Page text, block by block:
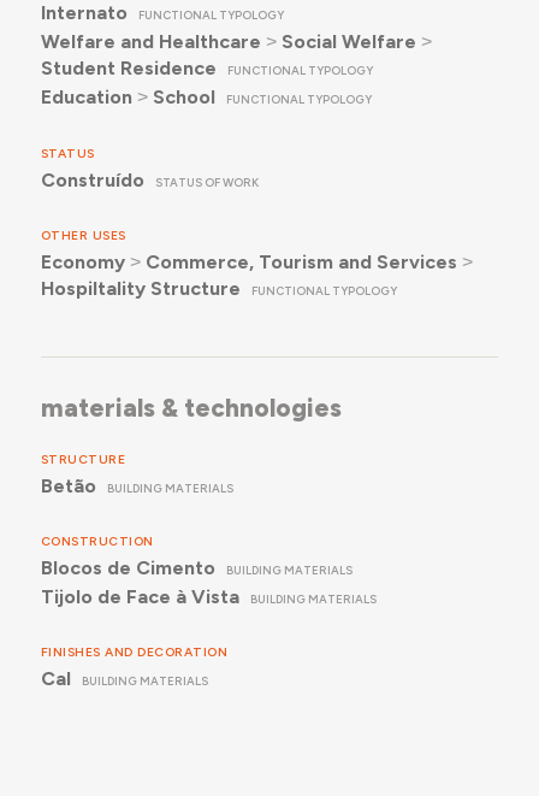
Internato
FUNCTIONAL TYPOLOGY
Welfare and Healthcare ˃ Social Welfare ˃
Student Residence
FUNCTIONAL TYPOLOGY
Education ˃ School FUNCTIONAL TYPOLOGY
STATUS
Construído STATUS OF WORK
OTHER USES
Economy˃ Commerce, Tourism and Services ˃
Hospiltality Structure
FUNCTIONAL TYPOLOGY
materials & technologies
STRUCTURE
Betão BUILDING MATERIALS
CONSTRUCTION
Blocos de Cimento BUILDING MATERIALS
Tijolo de Face à Vista BUILDING MATERIALS
FINISHES AND DECORATION
Cal BUILDING MATERIALS